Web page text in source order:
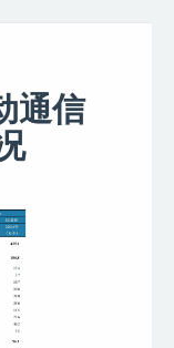
通信